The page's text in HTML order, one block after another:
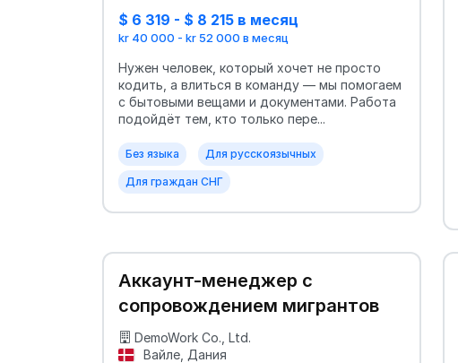
$ 6 319 - $ 8 215 в месяц
kr 40 000 - kr 52 000 в месяц
Нужен человек, который хочет не просто
кодить, а влиться в команду — мы помогаем
с бытовыми вещами и документами. Работа
подойдёт тем, кто только пере...
Без языка Для русскоязычных
Для граждан СНГ
Аккаунт-менеджер с
сопровождением мигрантов
DemoWork Co., Ltd.
Вайле, Дания